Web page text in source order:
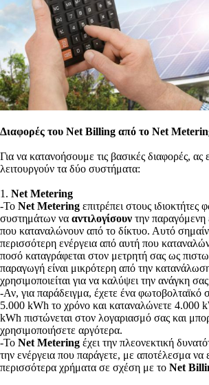
Διαφορές του Net Billing από το Net
Για να κατανοήσουμε τις βασικές διαφορές,
λειτουργούν τα δύο συστήματα:
1. Net Metering
-Το Net Metering επιτρέπει στους ιδιοκτήτες
συστημάτων να αντιλογίσουν την παραγόμενη
που καταναλώνουν από το δίκτυο. Αυτό
περισσότερη ενέργεια από αυτή που
ποσό καταγράφεται στον μετρητή σας ως
παραγωγή είναι μικρότερη από την
χρησιμοποιείται για να καλύψει την ανάγκη
-Αν, για παράδειγμα, έχετε ένα φωτοβολταϊκό
5.000 kWh το χρόνο και καταναλώνετε 4.000
kWh πιστώνεται στον λογαριασμό σας και
χρησιμοποιήσετε αργότερα.
-Το Net Metering έχει την πλεονεκτική
την ενέργεια που παράγετε, με αποτέλεσμα να
περισσότερα χρήματα σε σχέση με το Net